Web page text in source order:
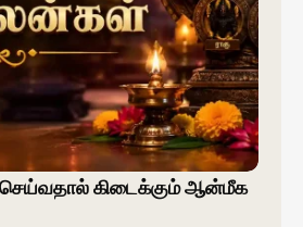
செய்வதால் கிடைக்கும் ஆன்மீக